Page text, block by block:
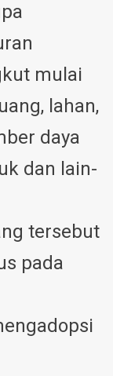
mulai
lahan,
daya
dan lain-
tersebut
pada